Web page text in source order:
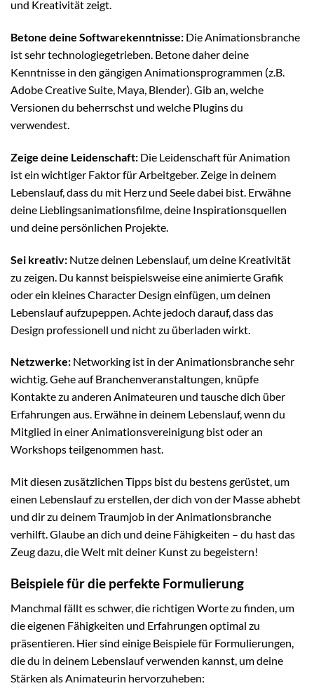
und Kreativität zeigt.
Betone deine Softwarekenntnisse: Die Animationsbranche
ist sehr technologiegetrieben. Betone daher deine
Kenntnisse in den gängigen Animationsprogrammen (z.B.
Adobe Creative Suite, Maya, Blender). Gib an, welche
Versionen du beherrschst und welche Plugins du
verwendest.
Zeige deine Leidenschaft: Die Leidenschaft für Animation
ist ein wichtiger Faktor für Arbeitgeber. Zeige in deinem
Lebenslauf, dass du mit Herz und Seele dabei bist. Erwähne
deine Lieblingsanimationsfilme, deine Inspirationsquellen
und deine persönlichen Projekte.
Sei kreativ: Nutze deinen Lebenslauf, um deine Kreativität
zu zeigen. Du kannst beispielsweise eine animierte Grafik
oder ein kleines Character Design einfügen, um deinen
Lebenslauf aufzupeppen. Achte jedoch darauf, dass das
Design professionell und nicht zu überladen wirkt.
Netzwerke: Networking ist in der Animationsbranche sehr
wichtig. Gehe auf Branchenveranstaltungen, knüpfe
Kontakte zu anderen Animateuren und tausche dich über
Erfahrungen aus. Erwähne in deinem Lebenslauf, wenn du
Mitglied in einer Animationsvereinigung bist oder an
Workshops teilgenommen hast.
Mit diesen zusätzlichen Tipps bist du bestens gerüstet, um
einen Lebenslauf zu erstellen, der dich von der Masse abhebt
und dir zu deinem Traumjob in der Animationsbranche
verhilft. Glaube an dich und deine Fähigkeiten – du hast das
Zeug dazu, die Welt mit deiner Kunst zu begeistern!
Beispiele für die perfekte Formulierung
Manchmal fällt es schwer, die richtigen Worte zu finden, um
die eigenen Fähigkeiten und Erfahrungen optimal zu
präsentieren. Hier sind einige Beispiele für Formulierungen,
die du in deinem Lebenslauf verwenden kannst, um deine
Stärken als Animateurin hervorzuheben: